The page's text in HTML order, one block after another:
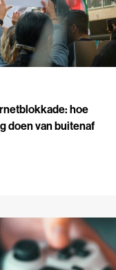
hoe
doen van buitenaf